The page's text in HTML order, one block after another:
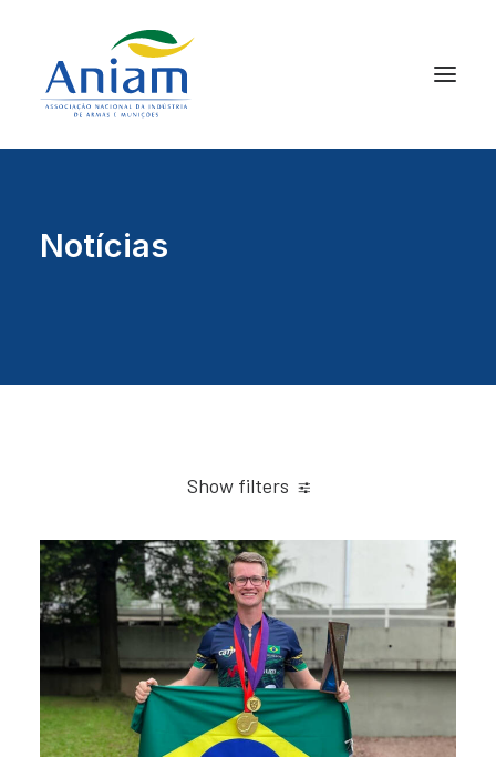
Notícias
Show filters